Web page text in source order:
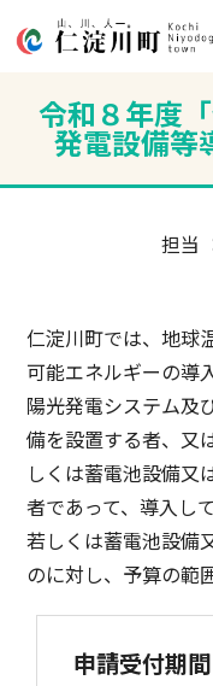
令和８年度
発電設備等
担当
仁淀川町では、地球
可能エネルギーの導
陽光発電システム及
備を設置する者、又
しくは蓄電池設備又
者であって、導入し
若しくは蓄電池設備
のに対し、予算の範
申請受付期間